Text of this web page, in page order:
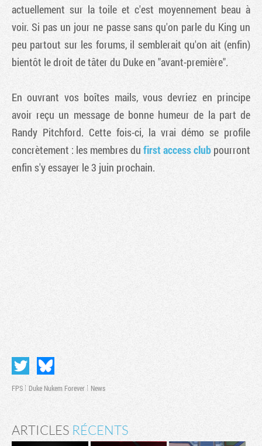
actuellement sur la toile et c'est moyennement beau à
voir. Si pas un jour ne passe sans qu'on parle du King un
peu partout sur les forums, il semblerait qu'on ait (enfin)
bientôt le droit de tâter du Duke en "avant-première".
En ouvrant vos boîtes mails, vous devriez en principe
avoir reçu un message de bonne humeur de la part de
Randy Pitchford. Cette fois-ci, la vrai démo se profile
concrètement : les membres du first access club pourront
enfin s'y essayer le 3 juin prochain.
FPS Duke Nukem Forever News
ARTICLES RÉCENTS
Tribune